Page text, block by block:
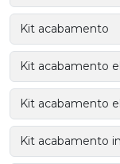
Kit acabamento
Kit acabamento
Kit acabamento
Kit acabamento